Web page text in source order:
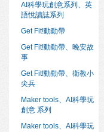
AI科學玩創意系列、英
語悅讀誌系列
Get Fit!動動帶
Get Fit!動動帶、晚安故
事
Get Fit!動動帶、衛教小
尖兵
Maker tools、AI科學玩
創意 系列
Maker tools、AI科學玩